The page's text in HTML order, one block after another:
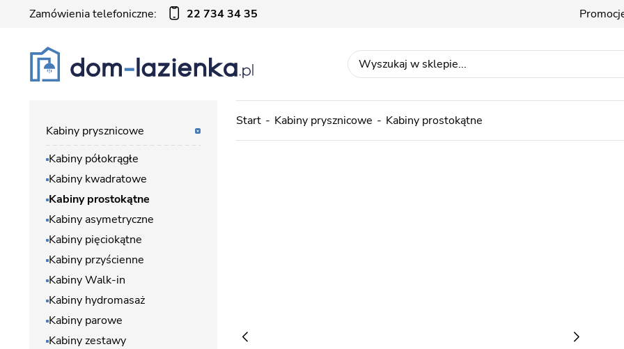
Zamówienia telefoniczne: 22 734 34 35
Start Kabiny prysznicowe Kabiny prostokątne
Kabiny prysznicowe
Kabiny półokrągłe
Kabiny kwadratowe
Kabiny prostokątne
Kabiny asymetryczne
Kabiny pięciokątne
Kabiny przyścienne
Kabiny Walk-in
Kabiny hydromasaż
Kabiny parowe
Kabiny zestawy